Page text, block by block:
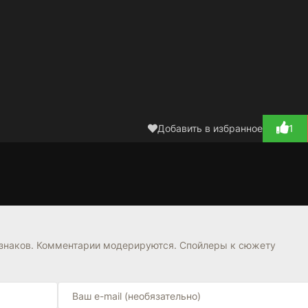
Добавить в избранное 1
Комментарии модерируются. Спойлеры к сюжету